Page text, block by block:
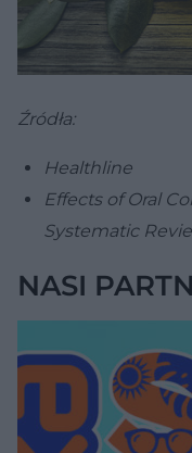
Źródła:
Healthline
Effects of Oral
Systematic
NASI